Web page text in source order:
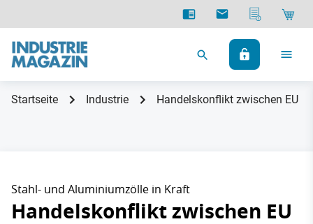
Startseite Industrie Handelskonflikt zwischen EU
Stahl- und Aluminiumzölle in Kraft
Handelskonflikt zwischen EU